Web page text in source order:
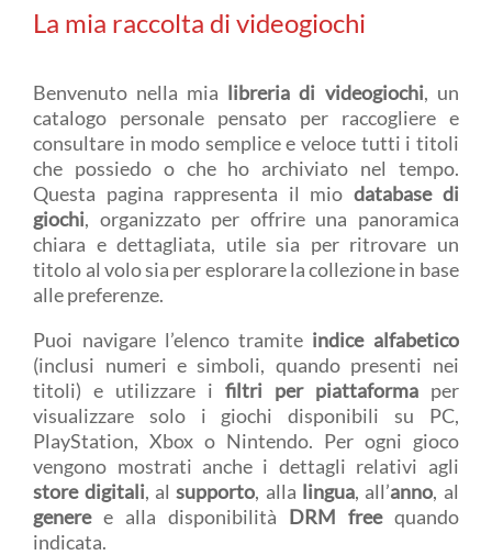
La mia raccolta di videogiochi
Benvenuto nella mia libreria di videogiochi, un
catalogo personale pensato per raccogliere e
consultare in modo semplice e veloce tutti i titoli
che possiedo o che ho archiviato nel tempo.
Questa pagina rappresenta il miodatabase di
giochi, organizzato per offrire una panoramica
chiara e dettagliata, utile sia per ritrovare un
titolo al volo sia per esplorare la collezione in base
alle preferenze.
Puoi navigare l’elenco tramite indice alfabetico
(inclusi numeri e simboli, quando presenti nei
titoli) e utilizzare i filtri per piattaformaper
visualizzare solo i giochi disponibili su PC,
PlayStation, Xbox o Nintendo. Per ogni gioco
vengono mostrati anche i dettagli relativi agli
store digitali, alsupporto, alla lingua, all’anno, al
generee alla disponibilità DRM freequando
indicata.